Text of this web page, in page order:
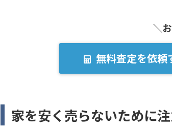
＼
無料査定を依頼
家を安く売らないために